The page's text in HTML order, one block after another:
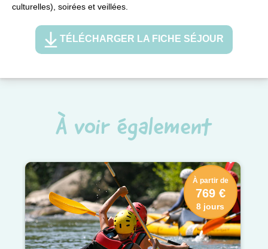
culturelles), soirées et veillées.
TÉLÉCHARGER LA FICHE SÉJOUR
À voir également
À partir de
769 €
8 jours